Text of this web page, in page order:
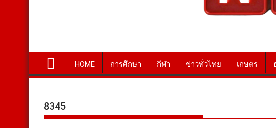
HOME การศึกษา กีฬา ข่าวทั่วไทย เกษตร
8345